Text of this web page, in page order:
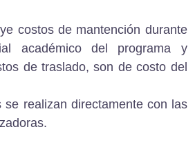
costos de mantención durante
académico del programa y
de traslado, son de costo del
se realizan directamente con las